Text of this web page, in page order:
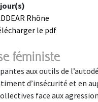
Rhône
le pdf
féministe
aux outils de
d’insécurité et en
face aux